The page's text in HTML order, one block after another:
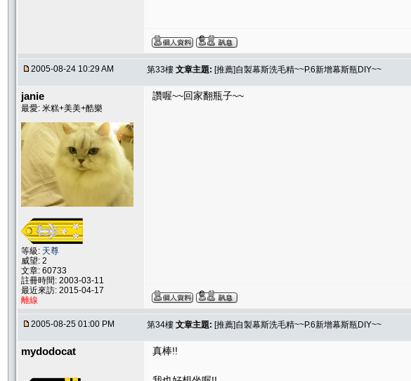
2005-08-24 10:29 AM 第33樓 文章主題: [推薦]自製幕斯洗毛精~~P.6新增幕斯瓶DIY~~
janie
最愛: 米糕+美美+酷樂
等級: 天尊
威望: 2
文章: 60733
註冊時間: 2003-03-11
最近來訪: 2015-04-17
離線
讚喔~~回家翻瓶子~~
2005-08-25 01:00 PM 第34樓 文章主題: [推薦]自製幕斯洗毛精~~P.6新增幕斯瓶DIY~~
mydodocat 真棒!!